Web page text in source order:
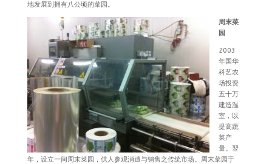
地发展到拥有八公顷的菜园。
周末菜
园
2003
年国华
科艺农
场投资
五十万
建造温
室，以
提高蔬
菜产
量。翌
年，设立一间周末菜园，供人参观消遣与销售之传统市场。周末菜园于